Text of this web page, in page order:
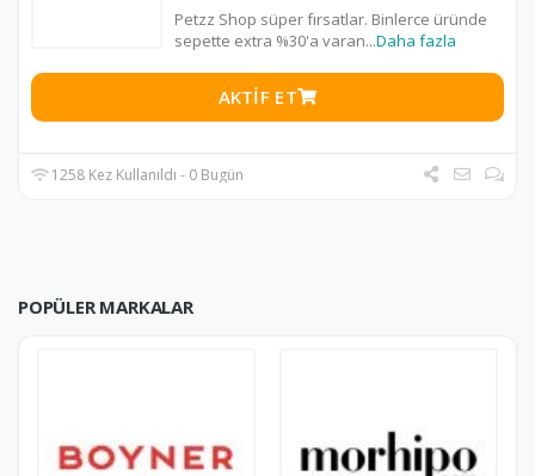
Petzz Shop süper fırsatlar. Binlerce üründe
sepette extra %30'a varan...Daha fazla
AKTIF ET
1258 Kez Kullanıldı - 0 Bugün
POPÜLER MARKALAR